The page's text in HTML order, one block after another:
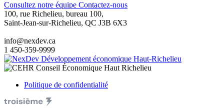
Consultez notre équipe Contactez-nous
100, rue Richelieu, bureau 100,
Saint-Jean-sur-Richelieu, QC J3B 6X3
info@nexdev.ca
1 450-359-9999
Politique de confidentialité